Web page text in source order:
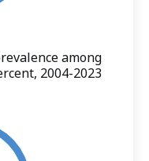
among
2004-2023